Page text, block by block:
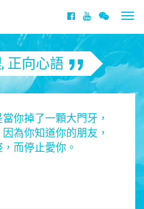
, 正向心語
當你掉了一顆大門牙，
為你知道你的朋友，
而停止愛你。